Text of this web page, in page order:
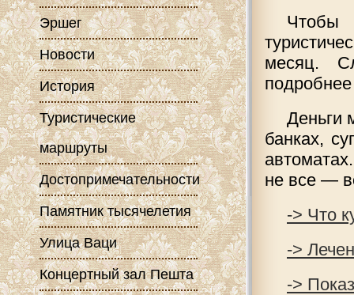
Чтобы
месяц.
Деньги
банках,
не все —
-> Что
->
->
Эршег
Новости
История
Туристические
маршруты
Достопримечательности
Памятник тысячелетия
Улица Ваци
Концертный зал Пешта